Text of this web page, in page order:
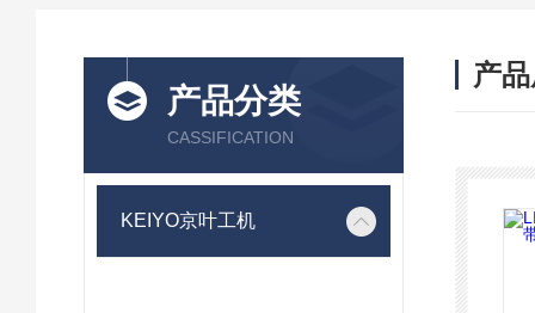
产品分类
CASSIFICATION
KEIYO京叶工机
产